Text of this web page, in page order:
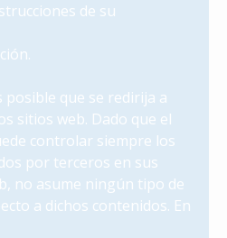
de su
posible que se redirija a
sitios web. Dado que el
controlar siempre los
por terceros en sus
no asume ningún tipo de
a dichos contenidos. En